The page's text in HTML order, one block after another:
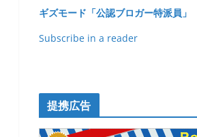
ギズモード「公認ブロガー特派員」
Subscribe in a reader
提携広告